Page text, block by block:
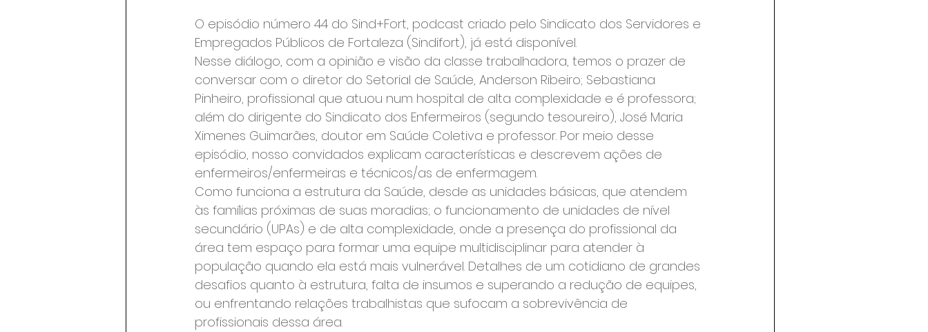
O episódio número 44 do Sind+Fort, podcast criado pelo Sindicato dos Servidores e
Empregados Públicos de Fortaleza (Sindifort), já está disponível.
Nesse diálogo, com a opinião e visão da classe trabalhadora, temos o prazer de
conversar com o diretor do Setorial de Saúde, Anderson Ribeiro; Sebastiana
Pinheiro, profissional que atuou num hospital de alta complexidade e é professora;
além do dirigente do Sindicato dos Enfermeiros (segundo tesoureiro), José Maria
Ximenes Guimarães, doutor em Saúde Coletiva e professor. Por meio desse
episódio, nosso convidados explicam características e descrevem ações de
enfermeiros/enfermeiras e técnicos/as de enfermagem.
Como funciona a estrutura da Saúde, desde as unidades básicas, que atendem
às famílias próximas de suas moradias; o funcionamento de unidades de nível
secundário (UPAs) e de alta complexidade, onde a presença do profissional da
área tem espaço para formar uma equipe multidisciplinar para atender à
população quando ela está mais vulnerável. Detalhes de um cotidiano de grandes
desafios quanto à estrutura, falta de insumos e superando a redução de equipes,
ou enfrentando relações trabalhistas que sufocam a sobrevivência de
profissionais dessa área.